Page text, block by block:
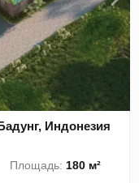
Индонезия
Площадь: 180 м²